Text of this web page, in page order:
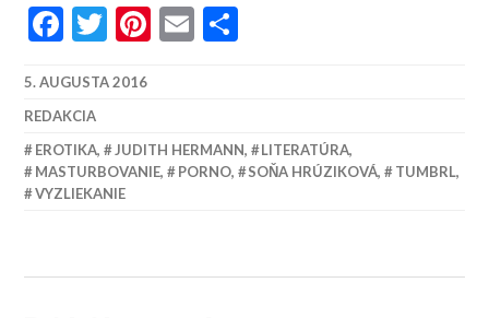
Facebook
Twitter
Pinterest
Email
5. AUGUSTA 2016
REDAKCIA
EROTIKA, JUDITH HERMANN, LITERATÚRA,
MASTURBOVANIE, PORNO, SOŇA HRÚZIKOVÁ, TUMBRL,
VYZLIEKANIE